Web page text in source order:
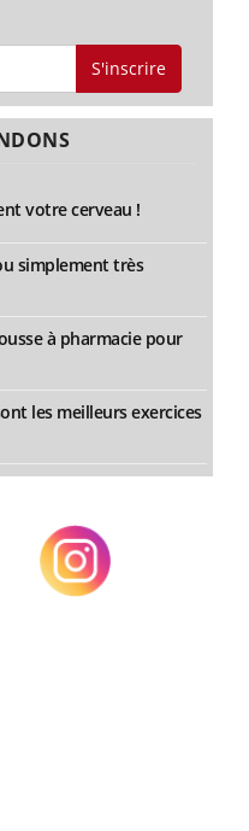
S'inscrire
votre cerveau !
simplement très
à pharmacie pour
les meilleurs exercices